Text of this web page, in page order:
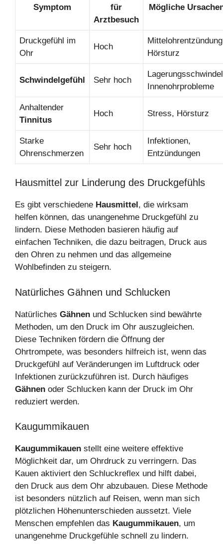
Symptom
für
Arztbesuch
Mögliche
Druckgefühl im
Ohr
Hoch
Hörsturz
Schwindelgefühl Sehr hoch
Innenohrprobleme
Anhaltender
Tinnitus
Hoch Stress, Hörsturz
Starke
Ohrenschmerzen
Sehr hoch
Infektionen,
Entzündungen
Hausmittel zur Linderung des Druckgefühls
Es gibt verschiedene Hausmittel , die wirksam
helfen können, das unangenehme Druckgefühl zu
lindern. Diese Methoden basieren häufig auf
einfachen Techniken, die dazu beitragen, Druck aus
den Ohren zu nehmen und das allgemeine
Wohlbefinden zu steigern.
Natürliches Gähnen und Schlucken
Natürliches Gähnen und Schlucken sind bewährte
Methoden, um den Druck im Ohr auszugleichen.
Diese Techniken fördern die Öffnung der
Ohrtrompete, was besonders hilfreich ist, wenn das
Druckgefühl auf Veränderungen im Luftdruck oder
Infektionen zurückzuführen ist. Durch häufiges
Gähnen oder Schlucken kann der Druck im Ohr
reduziert werden.
Kaugummikauen
Kaugummikauen stellt eine weitere effektive
Möglichkeit dar, um Ohrdruck zu verringern. Das
Kauen aktiviert den Schluckreflex und hilft dabei,
den Druck aus dem Ohr abzubauen. Diese Methode
ist besonders nützlich auf Reisen, wenn man sich
plötzlichen Höhenunterschieden aussetzt. Viele
Menschen empfehlen das Kaugummikauen, um
unangenehme Druckgefühle schnell zu lindern.